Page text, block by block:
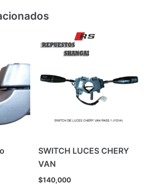
SWITCH LUCES CHERY
VAN
$140,000